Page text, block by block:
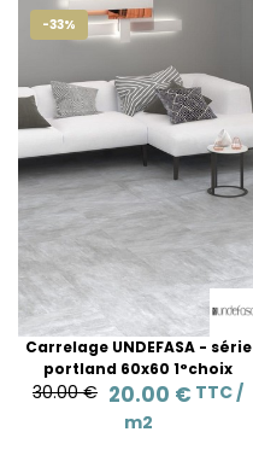
-33%
Carrelage UNDEFASA - série
portland 60x60 1°choix
30.00 € 20.00 € TTC /
m2